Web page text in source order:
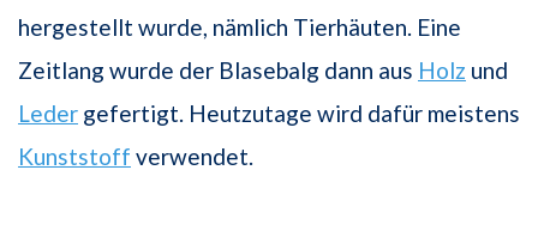
hergestellt wurde, nämlich Tierhäuten. Eine
Zeitlang wurde der Blasebalg dann aus Holz und
Leder gefertigt. Heutzutage wird dafür meistens
Kunststoff verwendet.